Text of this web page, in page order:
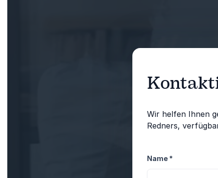
Wir helfen Ihnen
Redners,
Name *